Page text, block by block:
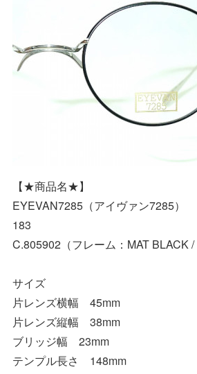
【★商品名★】
EYEVAN7285（アイヴァン7285）
183
C.805902（フレーム：MAT BLACK /
サイズ
片レンズ横幅 45mm
片レンズ縦幅 38mm
ブリッジ幅 23mm
テンプル長さ 148mm